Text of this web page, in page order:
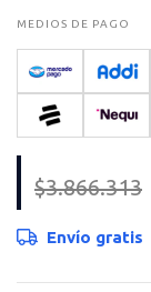
MEDIOS DE PAGO
$3.866.313
Envío gratis